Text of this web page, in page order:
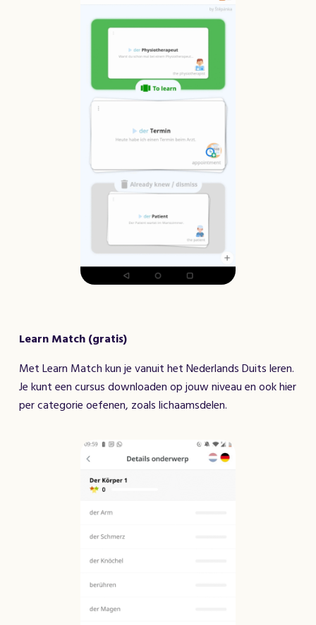
Learn Match (gratis)
Met Learn Match kun je vanuit het Nederlands Duits leren.
Je kunt een cursus downloaden op jouw niveau en ook hier
per categorie oefenen, zoals lichaamsdelen.